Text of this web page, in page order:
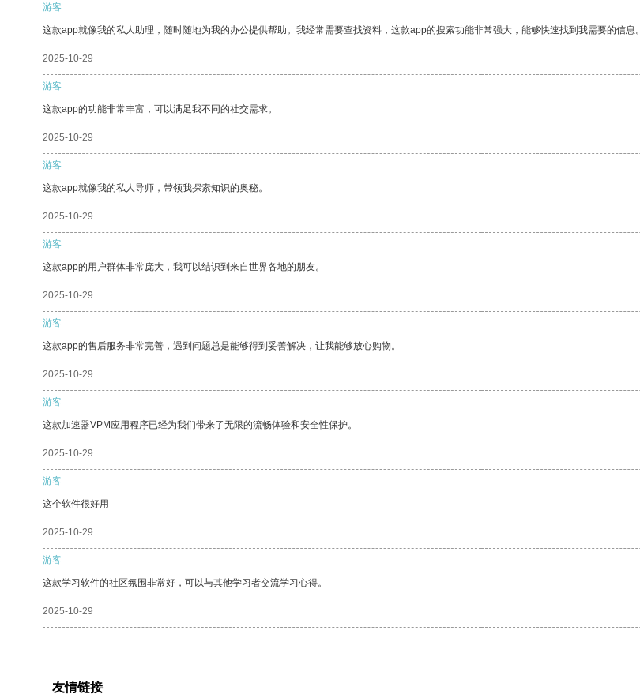
游客
这款app就像我的私人助理，随时随地为我的办公提供帮助。我经常需要查找资料，这款app的搜索功能非常强大，能够快速找到我需要的信息。
2025-10-29
游客
这款app的功能非常丰富，可以满足我不同的社交需求。
2025-10-29
游客
这款app就像我的私人导师，带领我探索知识的奥秘。
2025-10-29
游客
这款app的用户群体非常庞大，我可以结识到来自世界各地的朋友。
2025-10-29
游客
这款app的售后服务非常完善，遇到问题总是能够得到妥善解决，让我能够放心购物。
2025-10-29
游客
这款加速器VPM应用程序已经为我们带来了无限的流畅体验和安全性保护。
2025-10-29
游客
这个软件很好用
2025-10-29
游客
这款学习软件的社区氛围非常好，可以与其他学习者交流学习心得。
2025-10-29
友情链接